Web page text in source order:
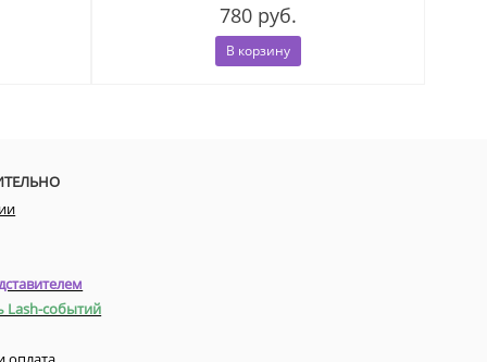
780 руб.
В корзину
Lash-событий